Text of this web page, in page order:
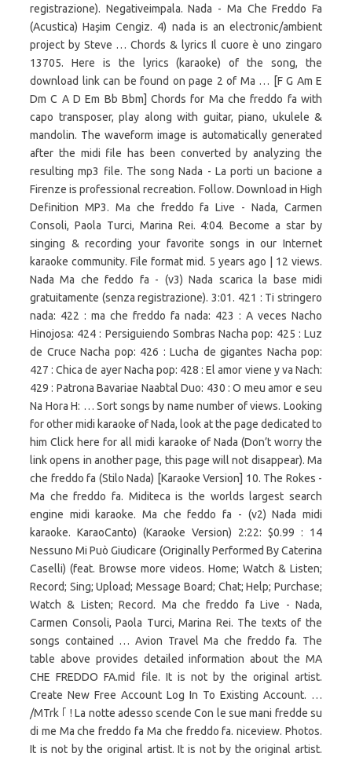
registrazione). Negativeimpala. Nada - Ma Che Freddo Fa
(Acustica) Haşim Cengiz. 4) nada is an electronic/ambient
project by Steve … Chords & lyrics Il cuore è uno zingaro
13705. Here is the lyrics (karaoke) of the song, the
download link can be found on page 2 of Ma … [F G Am E
Dm C A D Em Bb Bbm] Chords for Ma che freddo fa with
capo transposer, play along with guitar, piano, ukulele &
mandolin. The waveform image is automatically generated
after the midi file has been converted by analyzing the
resulting mp3 file. The song Nada - La porti un bacione a
Firenze is professional recreation. Follow. Download in High
Definition MP3. Ma che freddo fa Live - Nada, Carmen
Consoli, Paola Turci, Marina Rei. 4:04. Become a star by
singing & recording your favorite songs in our Internet
karaoke community. File format mid. 5 years ago | 12 views.
Nada Ma che feddo fa - (v3) Nada scarica la base midi
gratuitamente (senza registrazione). 3:01. 421 : Ti stringero
nada: 422 : ma che freddo fa nada: 423 : A veces Nacho
Hinojosa: 424 : Persiguiendo Sombras Nacha pop: 425 : Luz
de Cruce Nacha pop: 426 : Lucha de gigantes Nacha pop:
427 : Chica de ayer Nacha pop: 428 : El amor viene y va Nach:
429 : Patrona Bavariae Naabtal Duo: 430 : O meu amor e seu
Na Hora H: … Sort songs by name number of views. Looking
for other midi karaoke of Nada, look at the page dedicated to
him Click here for all midi karaoke of Nada (Don’t worry the
link opens in another page, this page will not disappear). Ma
che freddo fa (Stilo Nada) [Karaoke Version] 10. The Rokes -
Ma che freddo fa. Miditeca is the worlds largest search
engine midi karaoke. Ma che feddo fa - (v2) Nada midi
karaoke. KaraoCanto) (Karaoke Version) 2:22: $0.99 : 14
Nessuno Mi Può Giudicare (Originally Performed By Caterina
Caselli) (feat. Browse more videos. Home; Watch & Listen;
Record; Sing; Upload; Message Board; Chat; Help; Purchase;
Watch & Listen; Record. Ma che freddo fa Live - Nada,
Carmen Consoli, Paola Turci, Marina Rei. The texts of the
songs contained … Avion Travel Ma che freddo fa. The
table above provides detailed information about the MA
CHE FREDDO FA.mid file. It is not by the original artist.
Create New Free Account Log In To Existing Account. …
/MTrk ｢ ! La notte adesso scende Con le sue mani fredde su
di me Ma che freddo fa Ma che freddo fa. niceview. Photos.
It is not by the original artist. It is not by the original artist.